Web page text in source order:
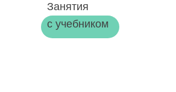
Занятия
с учебником